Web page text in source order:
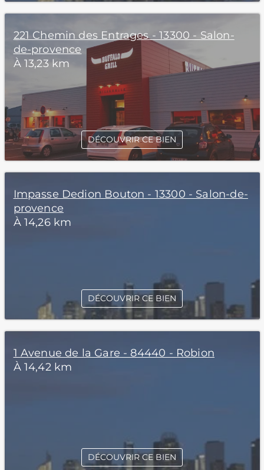
221 Chemin des Entrages - 13300 - Salon-
de-provence
À 13,23 km
DÉCOUVRIR CE BIEN
Impasse Dedion Bouton - 13300 - Salon-de-
provence
À 14,26 km
DÉCOUVRIR CE BIEN
1 Avenue de la Gare - 84440 - Robion
À 14,42 km
DÉCOUVRIR CE BIEN